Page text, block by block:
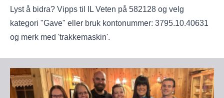
Lyst å bidra? Vipps til IL Veten på 582128 og velg
kategori "Gave" eller bruk kontonummer: 3795.10.40631
og merk med 'trakkemaskin'.